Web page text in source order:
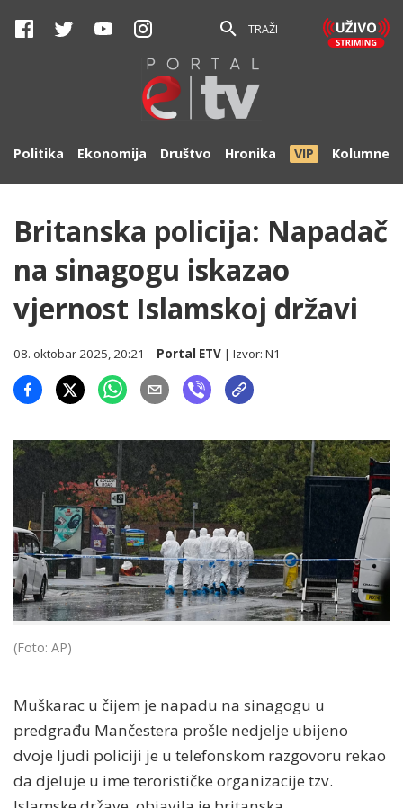
TRAŽI
Politika Ekonomija Društvo Hronika VIP Kolumne
Britanska policija: Napadač
na sinagogu iskazao
vjernost Islamskoj državi
08. oktobar 2025, 20:21 Portal ETV | Izvor:N1
(Foto: AP)
Muškarac u čijem je napadu na sinagogu u
predgrađu Mančestera prošle nedjelje ubijeno
dvoje ljudi policiji je u telefonskom razgovoru rekao
da djeluje u ime terorističke organizacije tzv.